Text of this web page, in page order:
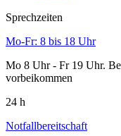
Sprechzeiten
Mo-Fr: 8 bis 18 Uhr
Mo 8 Uhr - Fr 19 Uhr.
vorbeikommen
24 h
Notfallbereitschaft